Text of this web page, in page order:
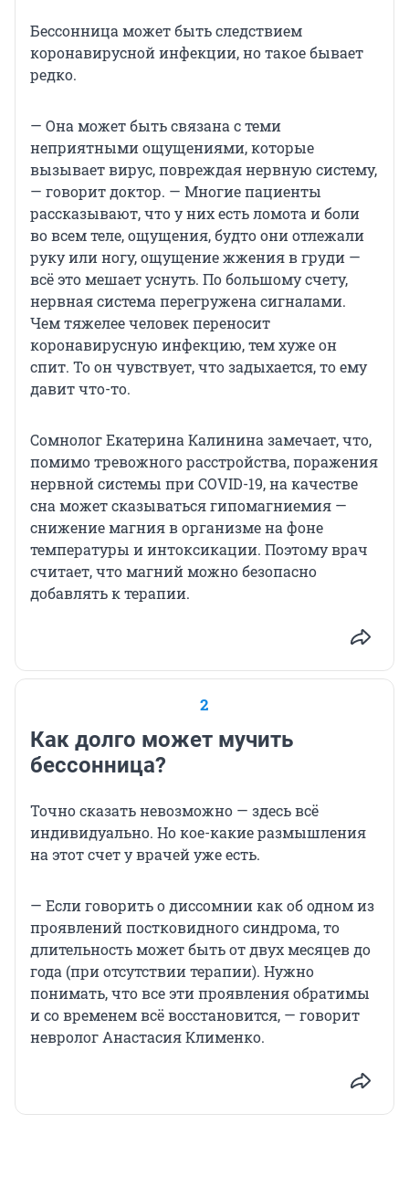
Бессонница может быть следствием
коронавирусной инфекции, но такое бывает
редко.
— Она может быть связана с теми
неприятными ощущениями, которые
вызывает вирус, повреждая нервную систему,
— говорит доктор. — Многие пациенты
рассказывают, что у них есть ломота и боли
во всем теле, ощущения, будто они отлежали
руку или ногу, ощущение жжения в груди —
всё это мешает уснуть. По большому счету,
нервная система перегружена сигналами.
Чем тяжелее человек переносит
коронавирусную инфекцию, тем хуже он
спит. То он чувствует, что задыхается, то ему
давит что-то.
Сомнолог Екатерина Калинина замечает, что,
помимо тревожного расстройства, поражения
нервной системы при COVID-19, на качестве
сна может сказываться гипомагниемия —
снижение магния в организме на фоне
температуры и интоксикации. Поэтому врач
считает, что магний можно безопасно
добавлять к терапии.
2
Как долго может мучить
бессонница?
Точно сказать невозможно — здесь всё
индивидуально. Но кое-какие размышления
на этот счет у врачей уже есть.
— Если говорить о диссомнии как об одном из
проявлений постковидного синдрома, то
длительность может быть от двух месяцев до
года (при отсутствии терапии). Нужно
понимать, что все эти проявления обратимы
и со временем всё восстановится, — говорит
невролог Анастасия Клименко.